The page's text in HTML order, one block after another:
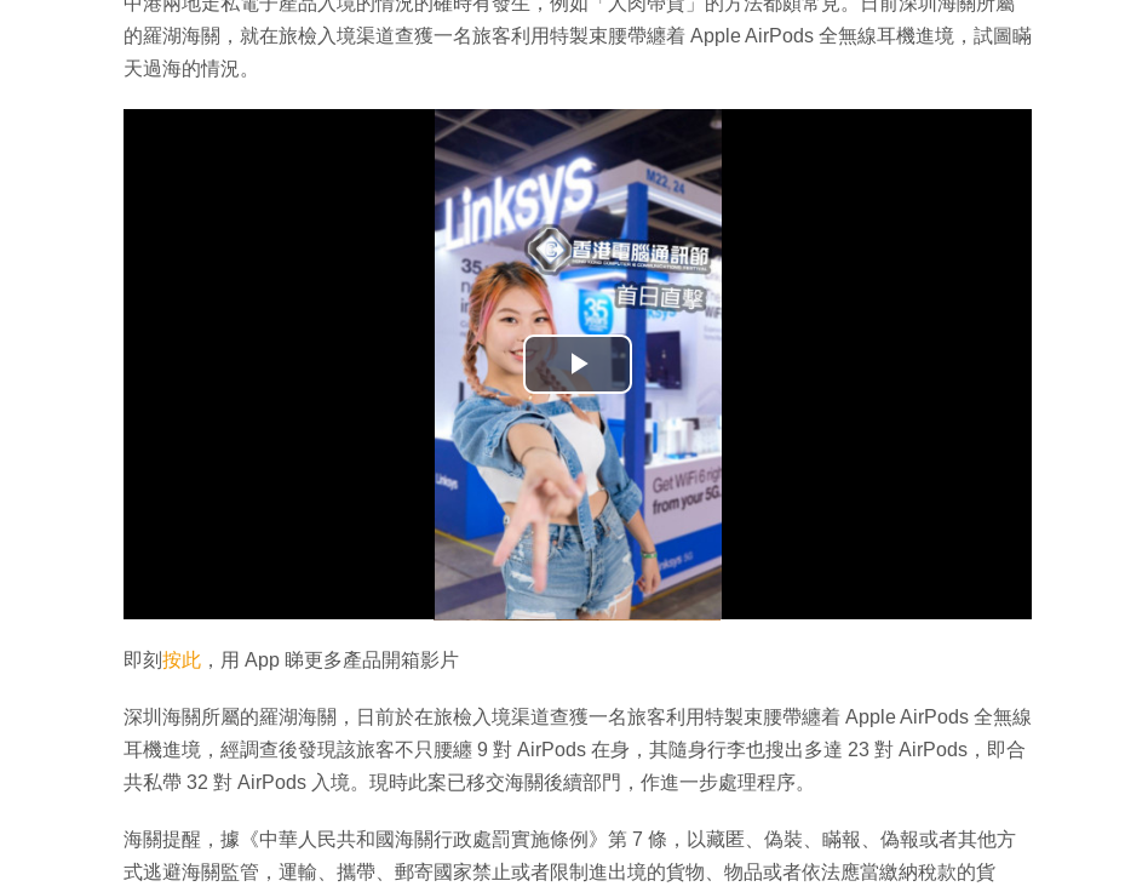
的羅湖海關，就在旅檢入境渠道查獲一名旅客利用特製束腰帶纏着 Apple AirPods 全無線耳機進境，試圖瞞
天過海的情況。
播
放
影
片
即刻 按此 ，用 App 睇更多產品開箱影片
深圳海關所屬的羅湖海關，日前於在旅檢入境渠道查獲一名旅客利用特製束腰帶纏着 Apple AirPods 全無線
耳機進境，經調查後發現該旅客不只腰纏 9 對 AirPods 在身，其隨身行李也搜出多達 23 對 AirPods，即合
共私帶 32 對 AirPods 入境。現時此案已移交海關後續部門，作進一步處理程序。
海關提醒，據《中華人民共和國海關行政處罰實施條例》第 7 條，以藏匿、偽裝、瞞報、偽報或者其他方
式逃避海關監管，運輸、攜帶、郵寄國家禁止或者限制進出境的貨物、物品或者依法應當繳納稅款的貨